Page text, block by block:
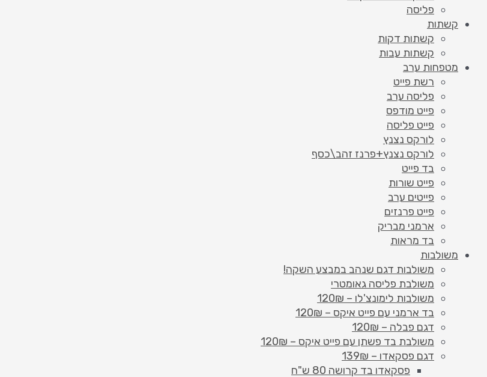
פליסה
קשתות
קשתות דקות
קשתות עבות
מטפחות ערב
רשת פייט
פליסה ערב
פייט מודפס
פייט פליסה
לורקס נצנץ
לורקס נצנץ+פרנז זהב\כסף
בד פייט
פייט שורות
פייטים ערב
פייט פרנזים
ארמני מבריק
בד מראות
משולבות
משולבות דגם שנהב במבצע השקה!
משולבת פליסה גאומטרי
משולבות לימונצ'לו – 120₪
בד ארמני עם פייט איקס – 120₪
דגם פבלה – 120₪
משולבת בד פשתן עם פייט איקס – 120₪
דגם פסקאדו – 139₪
פסקאדו בד קרושה 80 ש"ח